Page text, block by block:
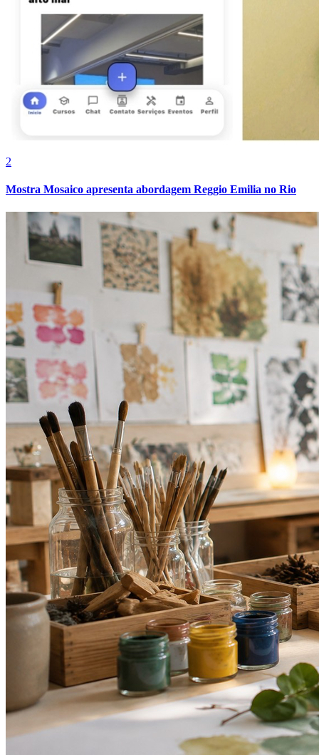
Bahia
Fortaleza
2
Mostra Mosaico apresenta abordagem Reggio Emilia no Rio